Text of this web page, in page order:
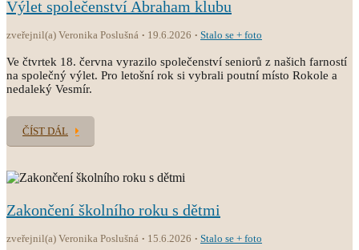
Výlet společenství Abraham klubu
zveřejnil(a) Veronika Poslušná 19.6.2026 Stalo se + foto
Ve čtvrtek 18. června vyrazilo společenství seniorů z našich farností
na společný výlet. Pro letošní rok si vybrali poutní místo Rokole a
nedaleký Vesmír.
ČÍST DÁL
Zakončení školního roku s dětmi
zveřejnil(a) Veronika Poslušná 15.6.2026 Stalo se + foto